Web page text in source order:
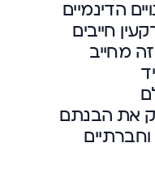
הדינמיים
חייבים
מחייב
את הבנתם